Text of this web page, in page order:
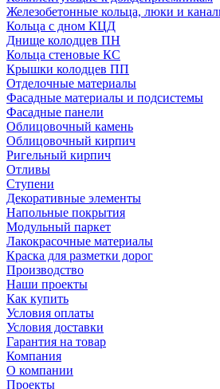
Железобетонные кольца, люки и
Кольца с дном КЦД
Днище колодцев ПН
Кольца стеновые КС
Крышки колодцев ПП
Отделочные материалы
Фасадные материалы и подсистемы
Фасадные панели
Облицовочный камень
Облицовочный кирпич
Ригельный кирпич
Отливы
Ступени
Декоративные элементы
Напольные покрытия
Модульный паркет
Лакокрасочные материалы
Краска для разметки дорог
Производство
Наши проекты
Как купить
Условия оплаты
Условия доставки
Гарантия на товар
Компания
О компании
Проекты